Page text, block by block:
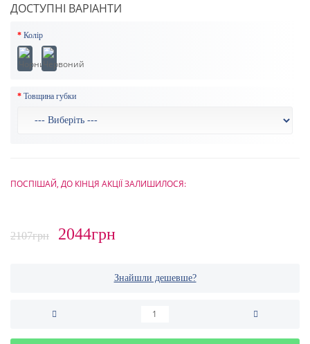
ДОСТУПНІ ВАРІАНТИ
Колір
Товщина губки
ПОСПІШАЙ, ДО КІНЦЯ АКЦІЇ ЗАЛИШИЛОСЯ:
2107грн 2044грн
Знайшли дешевше?